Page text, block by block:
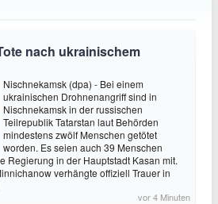
nach ukrainischem
Nischnekamsk (dpa) - Bei einem
ukrainischen Drohnenangriff sind in
Nischnekamsk in der russischen
Teilrepublik Tatarstan laut Behörden
mindestens zwölf Menschen getötet
worden. Es seien auch 39 Menschen
Regierung in der Hauptstadt Kasan mit.
verhängte offiziell Trauer in
vor 4 Minuten